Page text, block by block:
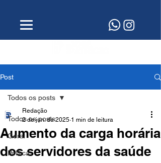
Post
Todos os posts
Geral
Política
Todos os posts
Aumento da carga horária
dos servidores da saúde
Redação
2 de jun. de 2025 1 min de leitura